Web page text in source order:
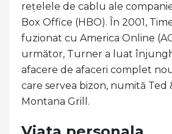
rețelele de cablu ale
Box Office (HBO). În 2001,
fuzionat cu America Online
următor, Turner a luat
afacere de afaceri complet
care servea bizon, numită Ted
Montana Grill.